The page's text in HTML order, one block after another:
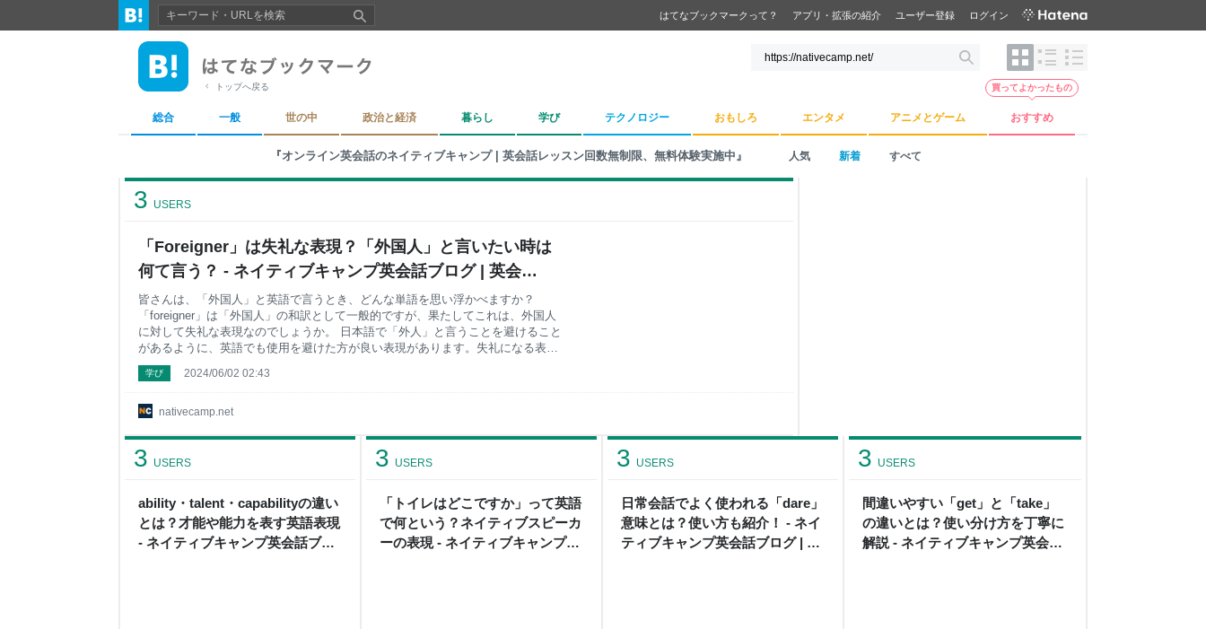
はてなブックマークって？ アプリ・拡張の紹介 ユーザー登録 ログイン
トップへ戻る
総合 一般 世の中 政治と経済 暮らし 学び テクノロジー おもしろ エンタメ アニメとゲーム おすすめ
買ってよかったもの
『オンライン英会話のネイティブキャンプ | 英会話レッスン回数無制限、無料体験実施中』 人気 新着 すべて
「Foreigner」は失礼な表現？「外国人」と言いたい時は
何て言う？ - ネイティブキャンプ英会話ブログ | 英会話
の豆知識や情報満載
3 USERS
nativecamp.net
皆さんは、「外国人」と英語で言うとき、どんな単語を思い浮かべますか？
「foreigner」は「外国人」の和訳として一般的ですが、果たしてこれは、外国人
に対して失礼な表現なのでしょうか。 日本語で「外人」と言うことを避けること
があるように、英語でも使用を避けた方が良い表現があります。失礼になる表現
が持つニュアンスと、英語圏で正しく使う方法を学んでいきましょう！
「Foreigner」の意味 要注意！使うと失礼に当たる可能性のある表現 Foreigner
Person Newcomer Visitor Global Citizen Foreign National まとめ 「Foreigner」の
学び 2024/06/02 02:43
ability・talent・capabilityの違い
とは？才能や能力を表す英語表現
- ネイティブキャンプ英会話ブロ
3 USERS
「トイレはどこですか」って英語
で何という？ネイティブスピーカ
ーの表現 - ネイティブキャンプ英
3 USERS
日常会話でよく使われる「dare」
意味とは？使い方も紹介！ - ネイ
ティブキャンプ英会話ブログ | 英
3 USERS
間違いやすい「get」と「take」
の違いとは？使い分け方を丁寧に
解説 - ネイティブキャンプ英会話
3 USERS